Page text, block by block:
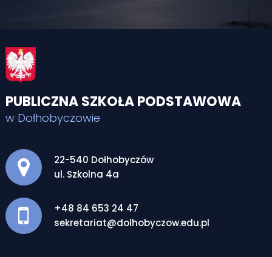
PUBLICZNA SZKOŁA PODSTAWOWA
w Dołhobyczowie
Adres pocztowy:
22-540 Dołhobyczów
ul. Szkolna 4a
+48 84 653 24 47
sekretariat@dolhobyczow.edu.pl